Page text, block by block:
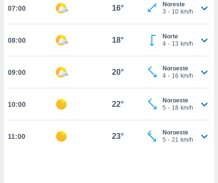
a la
todas
nuestros
nos
análisis
perfil
y
en
CONFIGURACIÓN
07:00 16°
Noreste
3 - 10 km/h
08:00 18°
Norte
4 - 13 km/h
09:00 20°
Noroeste
4 - 16 km/h
10:00 22°
Noroeste
5 - 18 km/h
11:00 23°
Noroeste
5 - 21 km/h